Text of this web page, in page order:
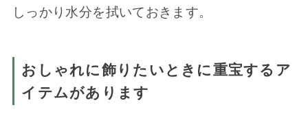
しっかり水分を拭いておきます。
おしゃれに飾りたいときに重宝するア
イテムがあります